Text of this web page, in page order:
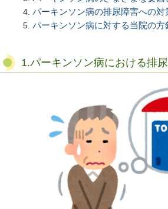
パーキンソン病の排尿障害への対
パーキンソン病に対する当院の方
1.パーキンソン病における排